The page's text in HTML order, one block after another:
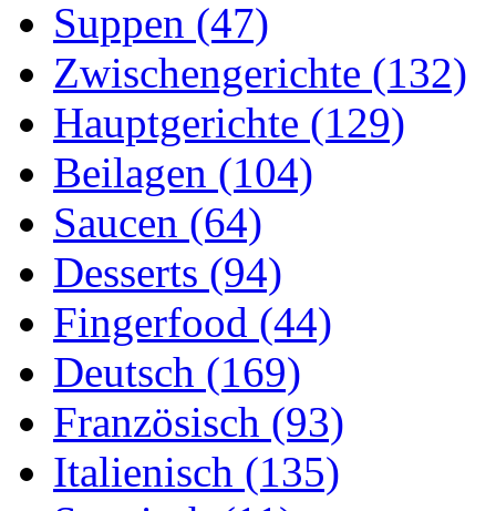
Suppen (47)
Zwischengerichte (132)
Hauptgerichte (129)
Beilagen (104)
Saucen (64)
Desserts (94)
Fingerfood (44)
Deutsch (169)
Französisch (93)
Italienisch (135)